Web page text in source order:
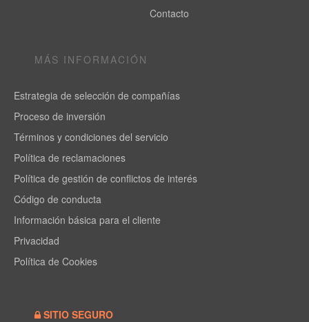
Contacto
MÁS INFORMACIÓN
Estrategia de selección de compañías
Proceso de inversión
Términos y condiciones del servicio
Política de reclamaciones
Política de gestión de conflictos de interés
Código de conducta
Información básica para el cliente
Privacidad
Política de Cookies
SITIO SEGURO